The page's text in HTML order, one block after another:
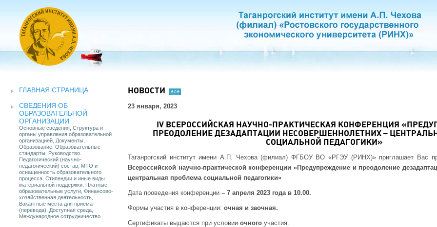
ГЛАВНАЯ СТРАНИЦА
СВЕДЕНИЯ ОБ
ОБРАЗОВАТЕЛЬНОЙ
ОРГАНИЗАЦИИ
Основные сведения, Структура и
органы управления образовательной
организацией, Документы,
Образование, Образовательные
стандарты, Руководство.
Педагогический (научно-
педагогический) состав, МТО и
оснащенность образовательного
процесса, Стипендии и иные виды
материальной поддержки, Платные
образовательные услуги, Финансово-
хозяйственная деятельность,
Вакантные места для приема
(перевода), Доступная среда,
Международное сотрудничество
НОВОСТИ все
23 января, 2023
IV ВСЕРОССИЙСКАЯ НАУЧНО-ПРАКТИЧЕСКАЯ КОНФЕРЕНЦИЯ
ПРЕОДОЛЕНИЕ ДЕЗАДАПТАЦИИ НЕСОВЕРШЕННОЛЕТНИХ –
СОЦИАЛЬНОЙ ПЕДАГОГИКИ»
Таганрогский институт имени А.П. Чехова (филиал) ФГБОУ ВО «РГЭУ (РИНХ)» приглашает Вас
Всероссийской научно-практической конференции «Предупреждение и преодоление
центральная проблема социальной педагогики»
Дата проведения конференции – 7 апреля 2023 года в 10.00.
Формы участия в конференции: очная и заочная.
Сертификаты выдаются при условии очного участия.